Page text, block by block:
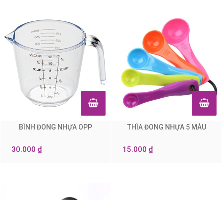
BÌNH ĐONG NHỰA OPP
30.000 ₫
THÌA ĐONG NHỰA 5 MÀU
15.000 ₫